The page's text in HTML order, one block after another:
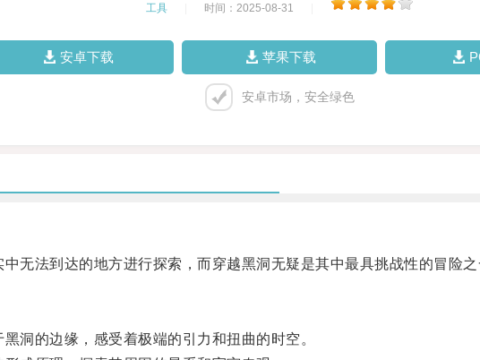
工具 时间：2025-08-31
安卓下载 苹果下载
安卓市场，安全绿色
法到达的地方进行探索，而穿越黑洞无疑是其中最具挑战性的冒险之
的边缘，感受着极端的引力和扭曲的时空。